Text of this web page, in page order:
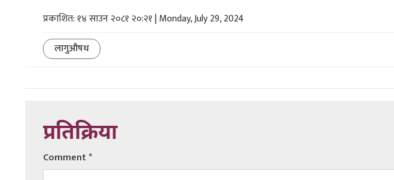
प्रकाशित: १४ साउन २०८१ २०:२१ | Monday, July 29, 2024
लागुऔषध
प्रतिक्रिया
Comment*